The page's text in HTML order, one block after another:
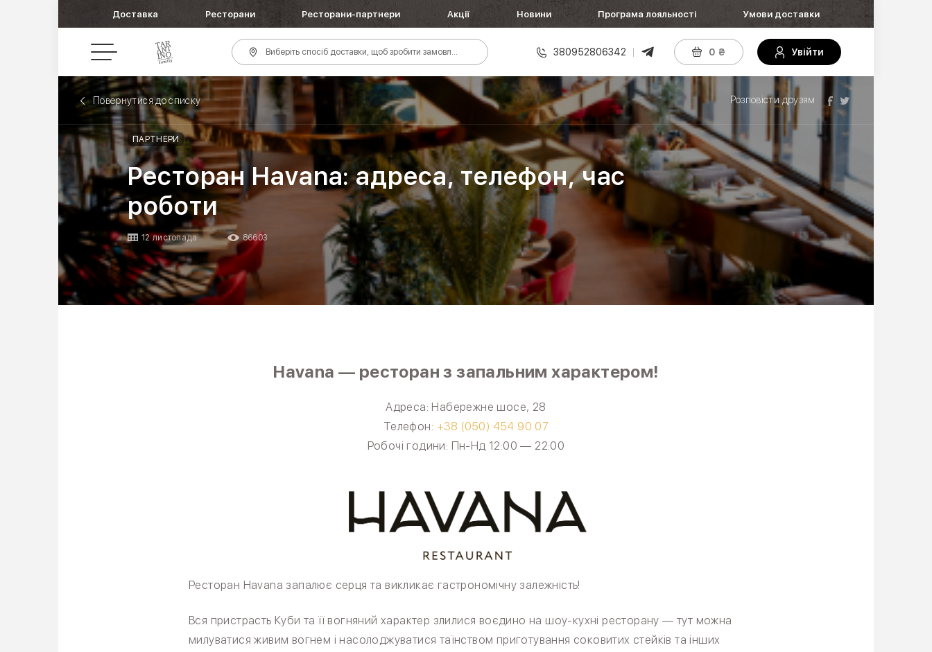
Доставка Ресторани Ресторани-партнери Акції Новини Програма лояльності Умови доставки
Виберіть спосіб доставки, щоб зробити замовлення 380952806342 0 ₴ Увійти
Повернутися до списку Розповісти друзям
ПАРТНЕРИ
Ресторан Havana: адреса, телефон, час
роботи
12 листопада 86603
Havana — ресторан з запальним характером!
Адреса: Набережне шосе, 28
Телефон: +38 (050) 454 90 07
Робочі години: Пн-Нд 12:00 — 22:00
Ресторан Havana запалює серця та викликає гастрономічну залежність!
Вся пристрасть Куби та її вогняний характер злилися воєдино на шоу-кухні ресторану — тут можна
милуватися живим вогнем і насолоджуватися таїнством приготування соковитих стейків та інших